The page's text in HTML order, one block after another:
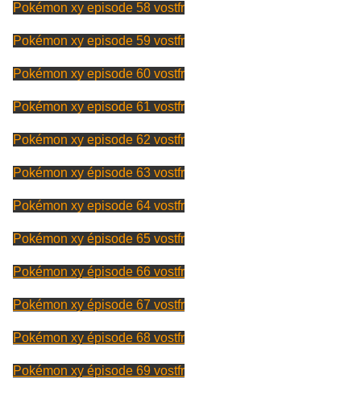
Pokémon xy episode 58 vostfr
Pokémon xy episode 59 vostfr
Pokémon xy episode 60 vostfr
Pokémon xy episode 61 vostfr
Pokémon xy episode 62 vostfr
Pokémon xy épisode 63 vostfr
Pokémon xy episode 64 vostfr
Pokémon xy épisode 65 vostfr
Pokémon xy épisode 66 vostfr
Pokémon xy épisode 67 vostfr
Pokémon xy épisode 68 vostfr
Pokémon xy épisode 69 vostfr